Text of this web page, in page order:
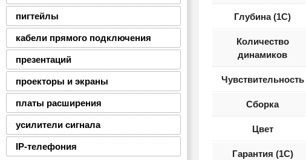
пигтейлы
кабели прямого подключения
презентаций
проекторы и экраны
платы расширения
усилители сигнала
IP-телефония
Глубина (1С)
Количество
динамиков
Чувствительность
Сборка
Цвет
Гарантия (1С)